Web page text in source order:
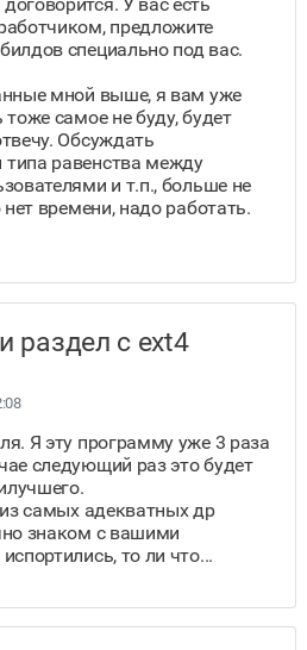
предложите
специально под вас.
мной выше, я вам уже
самое не буду, будет
Обсуждать
равенства между
и т.п., больше не
нет времени, надо работать.
раздел с ext4
Я эту программу уже 3 раза
следующий раз это будет
самых адекватных др
знаком с вашими
то ли что...